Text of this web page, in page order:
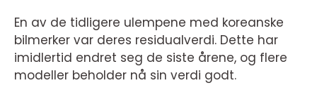
En av de tidligere ulempene med koreanske
bilmerker var deres residualverdi. Dette har
imidlertid endret seg de siste årene, og flere
modeller beholder nå sin verdi godt.